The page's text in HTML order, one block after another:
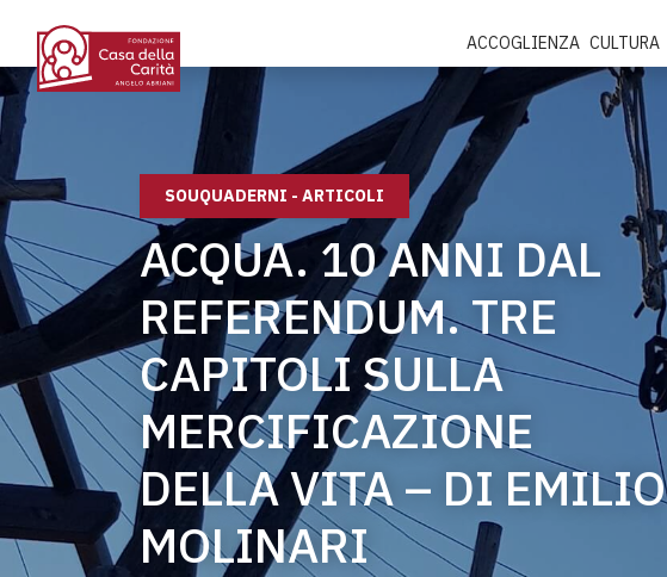
ACCOGLIENZA CULTURA
SOUQUADERNI - ARTICOLI
ACQUA. 10 ANNI DAL
REFERENDUM. TRE
CAPITOLI SULLA
MERCIFICAZIONE
DELLA VITA – DI EMILIO
MOLINARI